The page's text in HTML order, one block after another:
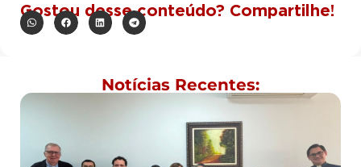
Gostou desse conteúdo? Compartilhe!
Notícias Recentes: